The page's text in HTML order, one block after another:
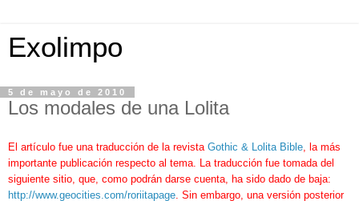
Exolimpo
5 de mayo de 2010
Los modales de una Lolita
El artículo fue una traducción de la revista Gothic & Lolita Bible , la más
importante publicación respecto al tema. La traducción fue tomada del
siguiente sitio, que, como podrán darse cuenta, ha sido dado de baja:
http://www.geocities.com/roriitapage . Sin embargo, una versión posterior